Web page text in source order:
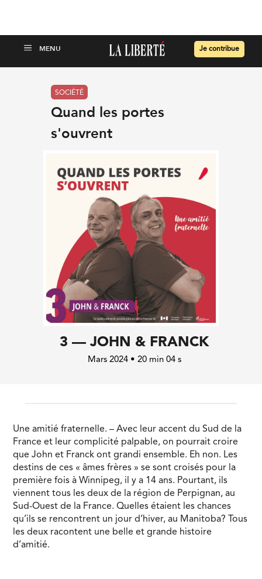
Je contribue
SOCIÉTÉ
Quand les portes
s'ouvrent
3 — JOHN & FRANCK
Mars 2024 • 20 min 04 s
Une amitié fraternelle. – Avec leur accent du Sud de la
France et leur complicité palpable, on pourrait croire
que John et Franck ont grandi ensemble. Eh non. Les
destins de ces « âmes frères » se sont croisés pour la
première fois à Winnipeg, il y a 14 ans. Pourtant, ils
viennent tous les deux de la région de Perpignan, au
Sud-Ouest de la France. Quelles étaient les chances
qu’ils se rencontrent un jour d’hiver, au Manitoba? Tous
les deux racontent une belle et grande histoire
d’amitié.